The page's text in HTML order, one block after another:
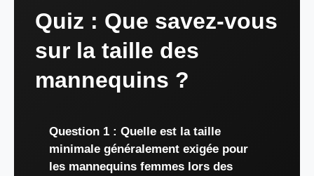
Quiz : Que savez-vous
sur la taille des
mannequins ?
Question 1 : Quelle est la taille
minimale généralement exigée pour
les mannequins femmes lors des